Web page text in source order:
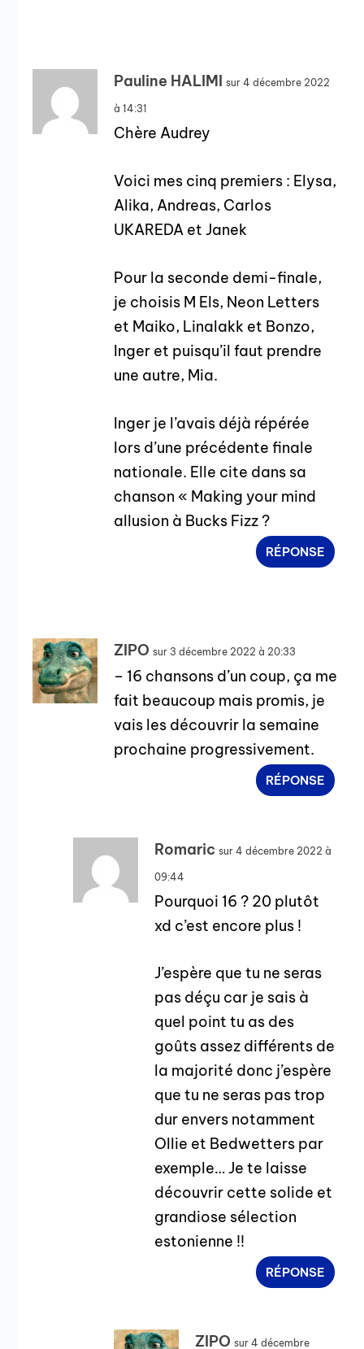
Pauline HALIMI sur 4 décembre 2022
à 14:31
Chère Audrey
Voici mes cinq premiers : Elysa,
Alika, Andreas, Carlos
UKAREDA et Janek
Pour la seconde demi-finale,
je choisis M Els, Neon Letters
et Maiko, Linalakk et Bonzo,
Inger et puisqu’il faut prendre
une autre, Mia.
Inger je l’avais déjà répérée
lors d’une précédente finale
nationale. Elle cite dans sa
chanson « Making your mind
allusion à Bucks Fizz ?
RÉPONSE
ZIPO sur 3 décembre 2022 à 20:33
– 16 chansons d’un coup, ça me
fait beaucoup mais promis, je
vais les découvrir la semaine
prochaine progressivement.
RÉPONSE
Romaric sur 4 décembre 2022 à
09:44
Pourquoi 16 ? 20 plutôt
xd c’est encore plus !
J’espère que tu ne seras
pas déçu car je sais à
quel point tu as des
goûts assez différents de
la majorité donc j’espère
que tu ne seras pas trop
dur envers notamment
Ollie et Bedwetters par
exemple… Je te laisse
découvrir cette solide et
grandiose sélection
estonienne !!
RÉPONSE
ZIPO sur 4 décembre